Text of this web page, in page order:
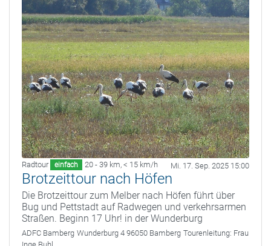
Radtour einfach 20 - 39 km, < 15 km/h Mi. 17. Sep. 2025 15:00
Brotzeittour nach Höfen
Die Brotzeittour zum Melber nach Höfen führt über
Bug und Pettstadt auf Radwegen und verkehrsarmen
Straßen. Beginn 17 Uhr! in der Wunderburg
ADFC Bamberg Wunderburg 4 96050 Bamberg Tourenleitung: Frau